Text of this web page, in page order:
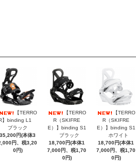
【TERRO
】binding L1
ブラック
35,200円(本体3
円、税3,20
0円)
【TERRO
R（SKIFRE
E）】binding S1
ブラック
18,700円(本体1
7,000円、税1,70
0円)
【TERRO
R（SKIFRE
E）】binding S1
ホワイト
18,700円(本体1
7,000円、税1,70
0円)